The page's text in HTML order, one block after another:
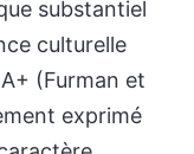
substantiel
culturelle
(Furman et
exprimé